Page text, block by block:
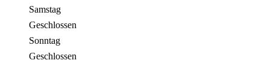
Samstag
Geschlossen
Sonntag
Geschlossen